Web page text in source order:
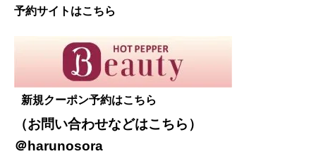
予約サイトはこちら
新規クーポン予約はこちら
（お問い合わせなどはこちら ）
＠harunosora